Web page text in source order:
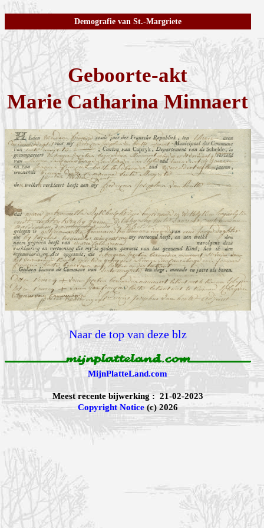
Demografie van St.-Margriete
Geboorte-akt
Marie Catharina Minnaert
Naar de top van deze blz
MijnPlatteLand.com
Meest recente bijwerking : 21-02-2023
Copyright Notice(c) 2026